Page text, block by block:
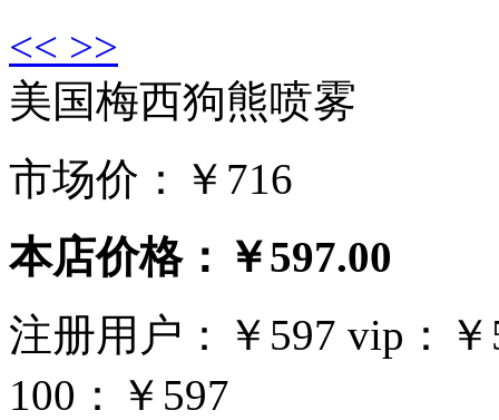
<< >>
美国梅西狗熊喷雾
市场价：￥ 716
本店价格： ￥597.00
注册用户：
￥ 597 vip： ￥
100：
￥ 597